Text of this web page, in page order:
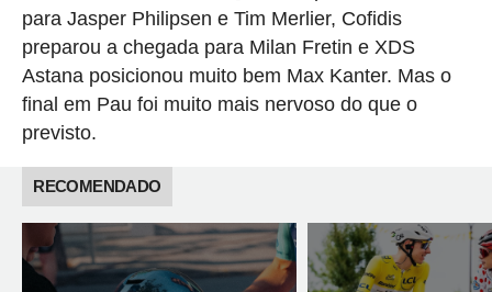
para Jasper Philipsen e Tim Merlier, Cofidis
preparou a chegada para Milan Fretin e XDS
Astana posicionou muito bem Max Kanter. Mas o
final em Pau foi muito mais nervoso do que o
previsto.
RECOMENDADO